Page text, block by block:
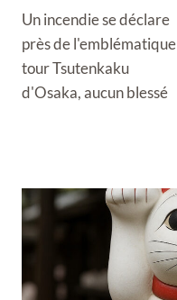
de
l’article
Un incendie se déclare
près de l'emblématique
tour Tsutenkaku
d'Osaka, aucun blessé